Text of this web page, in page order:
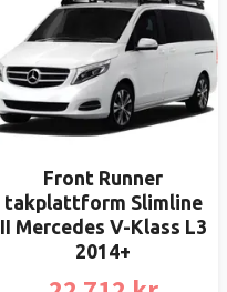
Front Runner
takplattform Slimline
II Mercedes V-Klass L3
2014+